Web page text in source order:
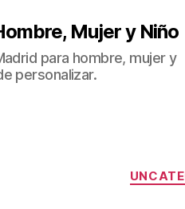
Mujer y Niño
para hombre, mujer y
personalizar.